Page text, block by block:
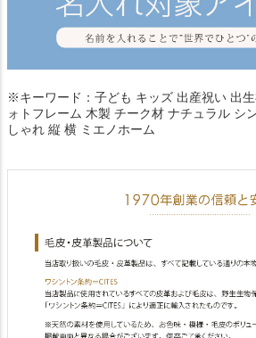
※キーワード：子ども キッズ 出産祝い 出
ォトフレーム 木製 チーク材 ナチュラル シ
しゃれ 縦 横 ミエノホーム